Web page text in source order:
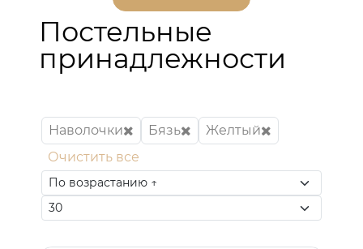
Постельные
принадлежности
Наволочки Бязь
Желтый
Очистить все